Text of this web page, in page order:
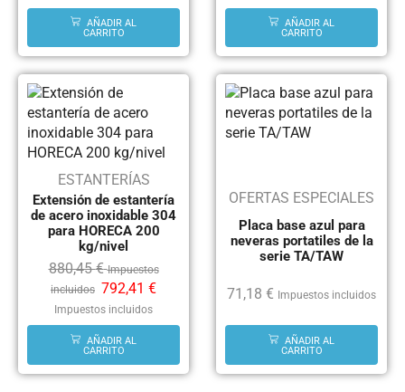
AÑADIR AL
CARRITO
AÑADIR AL
CARRITO
ESTANTERÍAS
Extensión de estantería
de acero inoxidable 304
para HORECA 200
kg/nivel
880,45€ Impuestos
incluidos 792,41 €
Impuestos incluidos
AÑADIR AL
CARRITO
OFERTAS ESPECIALES
Placa base azul para
neveras portatiles de la
serie TA/TAW
71,18 € Impuestos incluidos
AÑADIR AL
CARRITO